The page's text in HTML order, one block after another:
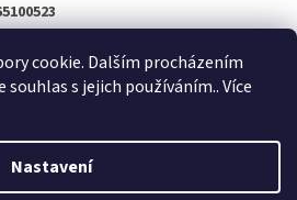
cookie. Dalším procházením
s jejich používáním.. Více
Nastavení
Vytvořil Shoptet